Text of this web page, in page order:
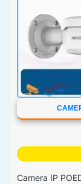
Camera IP